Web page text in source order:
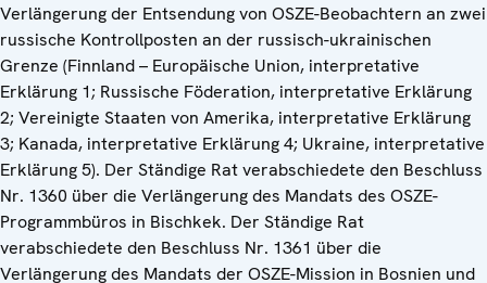
Verlängerung der Entsendung von OSZE-Beobachtern an zwei
russische Kontrollposten an der russisch-ukrainischen
Grenze (Finnland – Europäische Union, interpretative
Erklärung 1; Russische Föderation, interpretative Erklärung
2; Vereinigte Staaten von Amerika, interpretative Erklärung
3; Kanada, interpretative Erklärung 4; Ukraine, interpretative
Erklärung 5). Der Ständige Rat verabschiedete den Beschluss
Nr. 1360 über die Verlängerung des Mandats des OSZE-
Programmbüros in Bischkek. Der Ständige Rat
verabschiedete den Beschluss Nr. 1361 über die
Verlängerung des Mandats der OSZE-Mission in Bosnien und